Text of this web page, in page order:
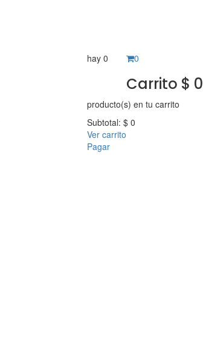
0
Carrito $ 0
hay 0
producto(s) en tu carrito
Subtotal: $ 0
Ver carrito
Pagar